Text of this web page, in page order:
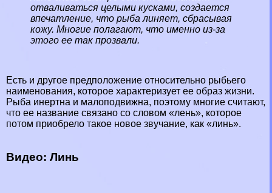
отваливаться целыми кусками, создается
впечатление, что рыба линяет, сбрасывая
кожу. Многие полагают, что именно из-за
этого ее так прозвали.
Есть и другое предположение относительно рыбьего
наименования, которое хаpaктеризует ее образ жизни.
Рыба инертна и малоподвижна, поэтому многие считают,
что ее название связано со словом «лень», которое
потом приобрело такое новое звучание, как «линь».
Видео: Линь